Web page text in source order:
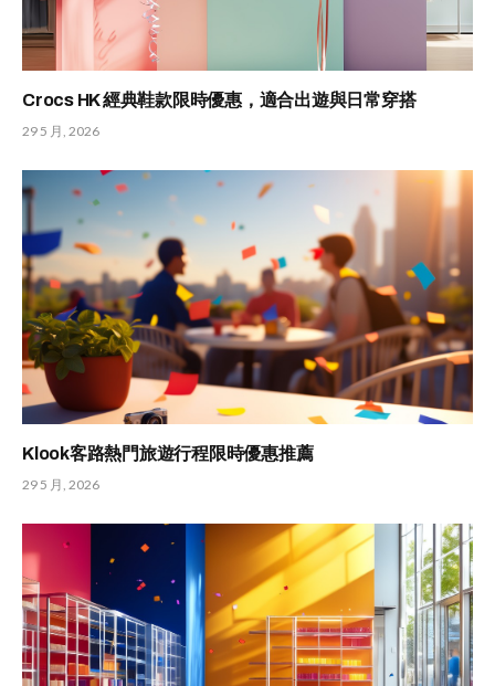
Crocs HK 經典鞋款限時優惠，適合出遊與日常穿搭
29 5 月, 2026
Klook客路熱門旅遊行程限時優惠推薦
29 5 月, 2026